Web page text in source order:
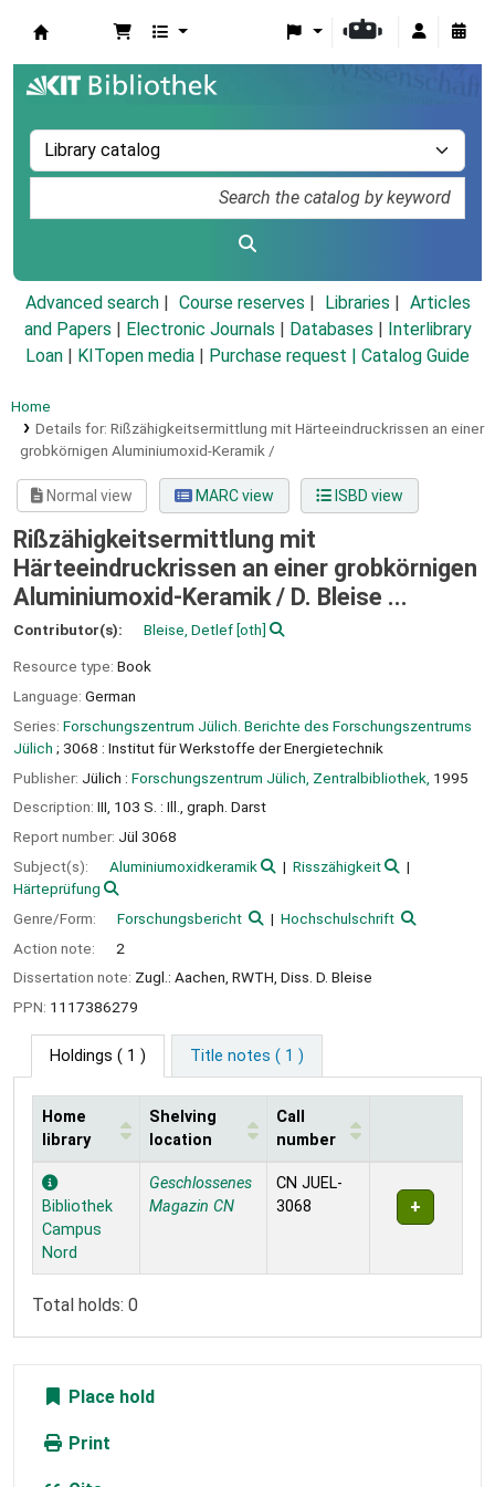
Advanced search Course reserves Libraries
Articles
and Papers
Electronic Journals Databases
Interlibrary
Loan
KITopen media Purchase request | Catalog Guide
Home
Details for: Rißzähigkeitsermittlung mit Härteeindruckrissen an einer
grobkörnigen Aluminiumoxid-Keramik /
Normal view MARC view ISBD view
Rißzähigkeitsermittlung mit
Härteeindruckrissen an einer grobkörnigen
Aluminiumoxid-Keramik / D. Bleise ...
Contributor(s): Bleise, Detlef [oth]
Resource type: Book
Language: German
Series: Forschungszentrum Jülich. Berichte des Forschungszentrums
Jülich ; 3068 : Institut für Werkstoffe der Energietechnik
Publisher: Jülich : Forschungszentrum Jülich, Zentralbibliothek, 1995
Description: III, 103 S. : Ill., graph. Darst
Report number: Jül 3068
Subject(s):
Aluminiumoxidkeramik
Risszähigkeit
Härteprüfung
Genre/Form:
Forschungsbericht
Hochschulschrift
Action note:
2
Dissertation note: Zugl.: Aachen, RWTH, Diss. D. Bleise
PPN: 1117386279
Holdings ( 1 ) Title notes ( 1 )
Holdings
Home
library
Shelving
location
Call
number
Bibliothek
Campus
Nord
Geschlossenes
Magazin CN
CN JUEL-
3068
Total holds: 0
Place hold
Print